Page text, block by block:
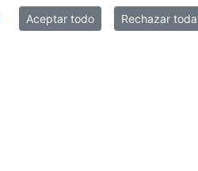
Hace 5 años
Aceptar todo Rechazar